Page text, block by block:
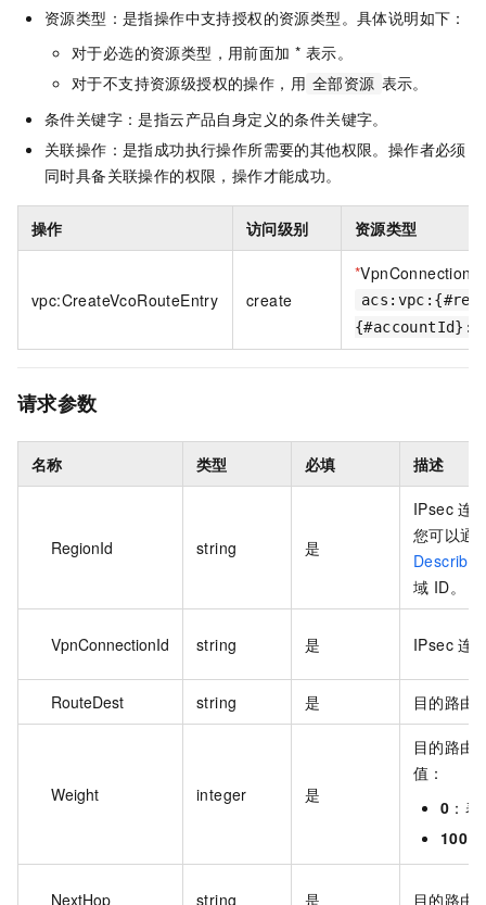
资源类型：是指操作中支持授权的资源类型。具体说明如下：
对于必选的资源类型，用前面加 * 表示。
对于不支持资源级授权的操作，用 全部资源 表示。
条件关键字：是指云产品自身定义的条件关键字。
关联操作：是指成功执行操作所需要的其他权限。操作者必须
同时具备关联操作的权限，操作才能成功。
操作 访问级别 资源类型
vpc:CreateVcoRouteEntry create
*VpnConnections
请求参数
名称 类型 必填 描述
RegionId string 是
IPsec 连
您可以通
域 ID。
VpnConnectionId string 是 IPsec 连
RouteDest string 是 目的路由
Weight integer 是
目的路由
值：
0 ：
100
NextHop string 是 目的路由